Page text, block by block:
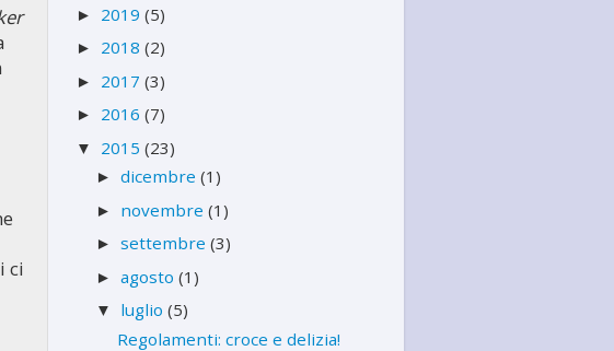
ci
► 2019 (5)
► 2018 (2)
► 2017 (3)
► 2016 (7)
▼ 2015 (23)
►dicembre(1)
► novembre(1)
►settembre(3)
►agosto(1)
▼ luglio(5)
Regolamenti: croce e delizia!